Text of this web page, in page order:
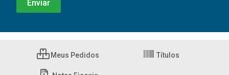
Meus Pedidos Títulos